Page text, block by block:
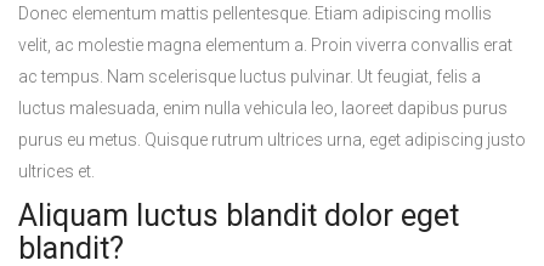
Donec elementum mattis pellentesque. Etiam adipiscing mollis
velit, ac molestie magna elementum a. Proin viverra convallis erat
ac tempus. Nam scelerisque luctus pulvinar. Ut feugiat, felis a
luctus malesuada, enim nulla vehicula leo, laoreet dapibus purus
purus eu metus. Quisque rutrum ultrices urna, eget adipiscing justo
ultrices et.
Aliquam luctus blandit dolor eget
blandit?